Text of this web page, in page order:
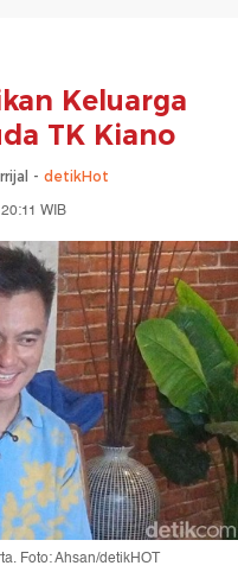
Keluarga
TK Kiano
- detikHot
WIB
Foto: Ahsan/detikHOT